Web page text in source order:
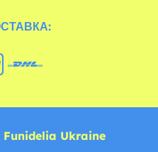
Ukraine